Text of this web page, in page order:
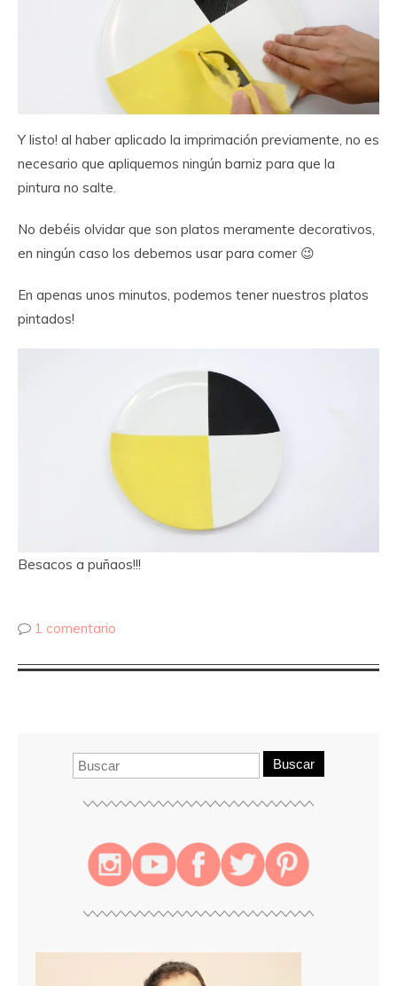
Y listo! al haber aplicado la imprimación previamente, no es
necesario que apliquemos ningún barniz para que la
pintura no salte.
No debéis olvidar que son platos meramente decorativos,
en ningún caso los debemos usar para comer 😉
En apenas unos minutos, podemos tener nuestros platos
pintados!
Besacos a puñaos!!!
1 comentario
Buscar